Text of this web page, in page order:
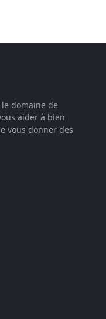
domaine de
aider à bien
vous donner des